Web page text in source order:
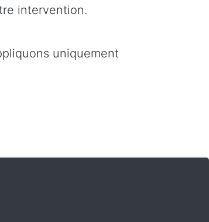
intervention.
uniquement